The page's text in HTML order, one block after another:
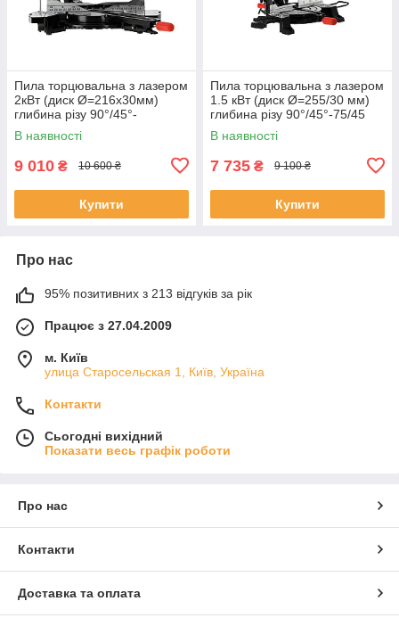
Пила торцювальна з лазером
2кВт (диск Ø=216х30мм)
глибина різу 90°/45°-
65/38мм (l=340/240мм) Yato
YT-821710
В наявності
9 010 ₴ 10 600 ₴
Купити
Пила торцювальна з лазером
1.5 кВт (диск Ø=255/30 мм)
глибина різу 90°/45°-75/45
мм (l= 125/85 мм) Yato YT-
821722
В наявності
7 735 ₴ 9 100 ₴
Купити
Про нас
95% позитивних з 213 відгуків за рік
Працює з 27.04.2009
м. Київ
улица Старосельская 1, Київ, Україна
Контакти
Сьогодні вихідний
Показати весь графік роботи
Про нас
Контакти
Доставка та оплата